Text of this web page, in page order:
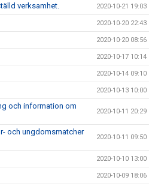
verksamhet. 2020-10-21 19:03
2020-10-20 22:43
2020-10-20 08:56
2020-10-17 10:14
2020-10-14 09:10
2020-10-13 10:00
och information om
2020-10-11 20:29
och ungdomsmatcher
2020-10-11 09:50
2020-10-10 13:00
2020-10-09 18:06